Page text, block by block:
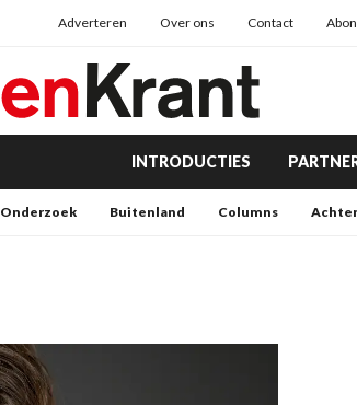
Adverteren Over ons Contact
INTRODUCTIES
Onderzoek Buitenland Columns